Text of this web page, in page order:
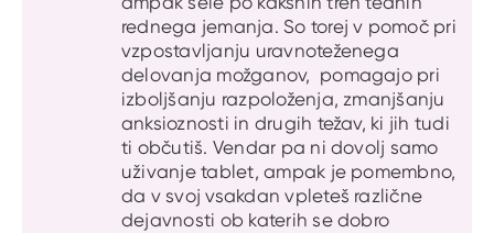
rednega jemanja. So torej v pomoč pri
vzpostavljanju uravnoteženega
delovanja možganov, pomagajo pri
izboljšanju razpoloženja, zmanjšanju
anksioznosti in drugih težav, ki jih tudi
ti občutiš. Vendar pa ni dovolj samo
uživanje tablet, ampak je pomembno,
da v svoj vsakdan vpleteš različne
dejavnosti ob katerih se dobro